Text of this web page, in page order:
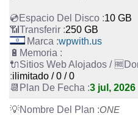
10 GB
250 GB
wpwith.us
ilimitado / 0 / 0
3 jul, 2026
ONE